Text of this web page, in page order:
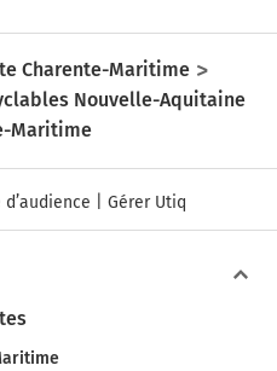
Charente-Maritime
Nouvelle-Aquitaine
Maritime
d’audience Gérer Utiq